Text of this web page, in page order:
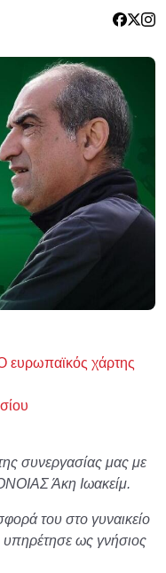
ευρωπαϊκός χάρτης
συνεργασίας μας με
Άκη Ιωακείμ.
του στο γυναικείο
ως γνήσιος